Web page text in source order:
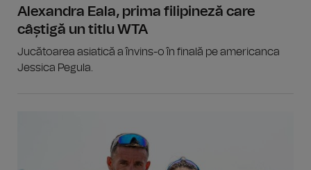
Alexandra Eala, prima filipineză care
câștigă un titlu WTA
Jucătoarea asiatică a învins-o în finală pe americanca
Jessica Pegula.